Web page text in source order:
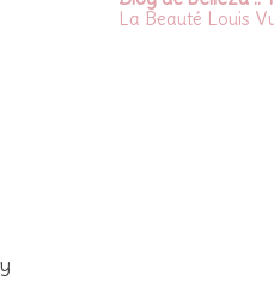
La Beauté Louis